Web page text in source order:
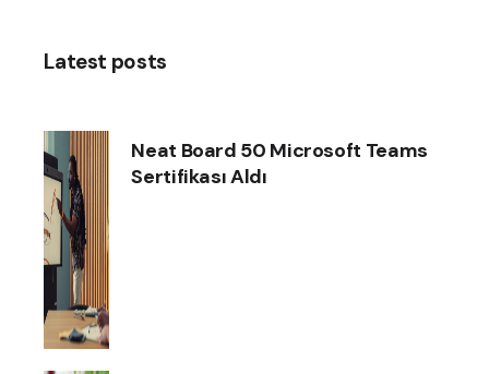
Latest posts
Neat Board 50 Microsoft Teams
Sertifikası Aldı